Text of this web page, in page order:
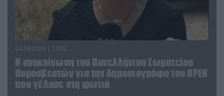
04.08.2026 | 13:02
Η ανακοίνωση του Πανελλήνιου Σωματείου
Πυροσβεστών για την δημοσιογράφο του OPEN
που γέλασε στη φωτιά